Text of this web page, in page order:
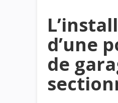
d’une
de